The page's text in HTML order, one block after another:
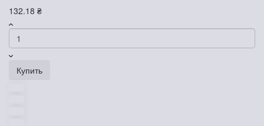
132.18 ₴
Купить